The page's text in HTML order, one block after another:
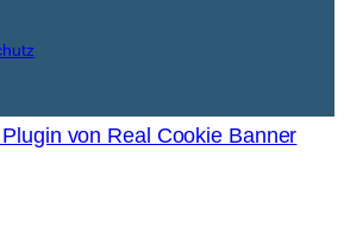
von Real Cookie Banner